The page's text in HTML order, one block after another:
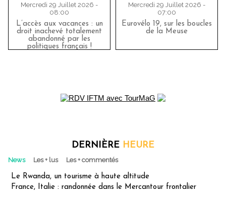
Mercredi 29 Juillet 2026 -
08:00
L’accès aux vacances : un
droit inachevé totalement
abandonné par les
politiques français !
Mercredi 29 Juillet 2026 -
07:00
Eurovélo 19, sur les boucles
de la Meuse
DERNIÈRE HEURE
News Les + lus Les + commentés
Le Rwanda, un tourisme à haute altitude
France, Italie : randonnée dans le Mercantour frontalier